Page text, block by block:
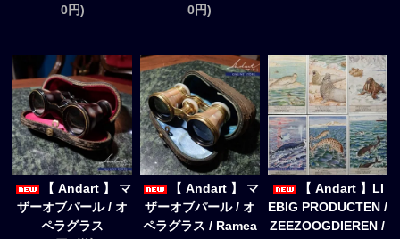
0円)
0円)
【 Andart 】 マ
ザーオブパール / オ
ペラグラス
【 Andart 】 マ
ザーオブパール / オ
ペラグラス / Ramea
【 Andart 】LI
EBIG PRODUCTEN /
ZEEZOOGDIEREN /